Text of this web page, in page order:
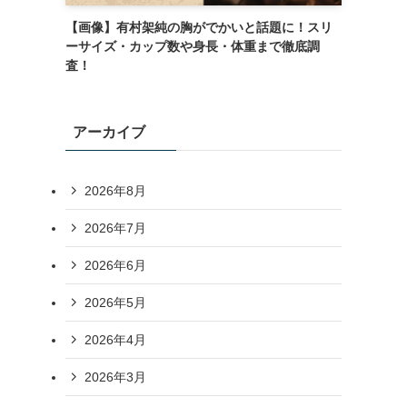
【画像】有村架純の胸がでかいと話題に！スリ
ーサイズ・カップ数や身長・体重まで徹底調
査！
アーカイブ
2026年8月
2026年7月
2026年6月
2026年5月
2026年4月
2026年3月